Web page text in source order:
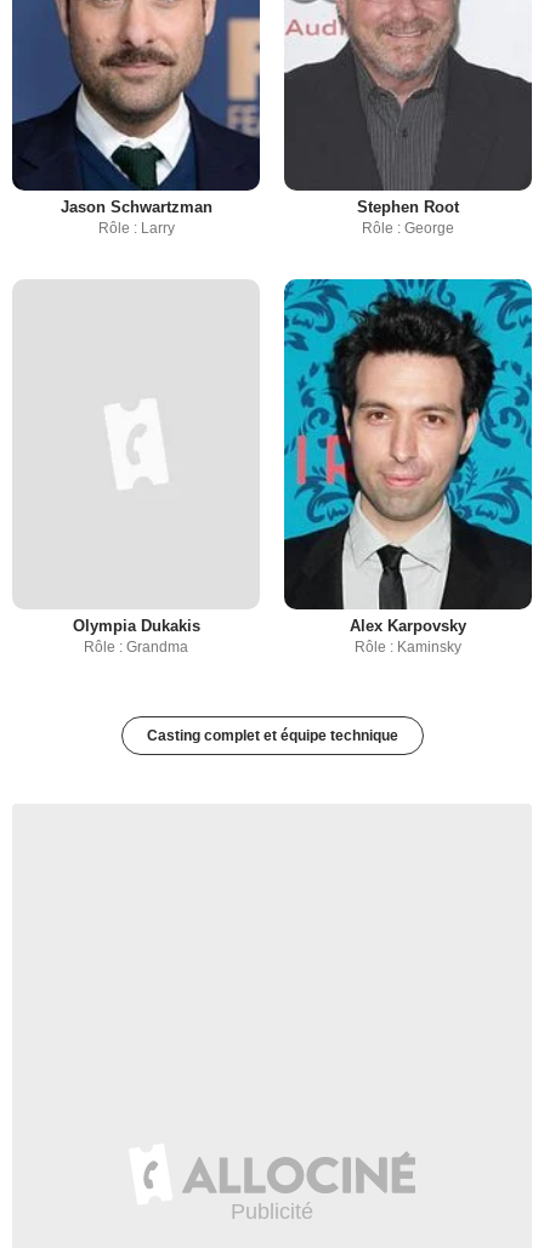
Jason Schwartzman
Rôle : Larry
Stephen Root
Rôle : George
Olympia Dukakis
Rôle : Grandma
Alex Karpovsky
Rôle : Kaminsky
Casting complet et équipe technique